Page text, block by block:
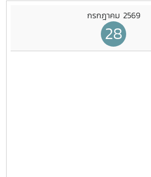
กรกฎาคม 2569
28